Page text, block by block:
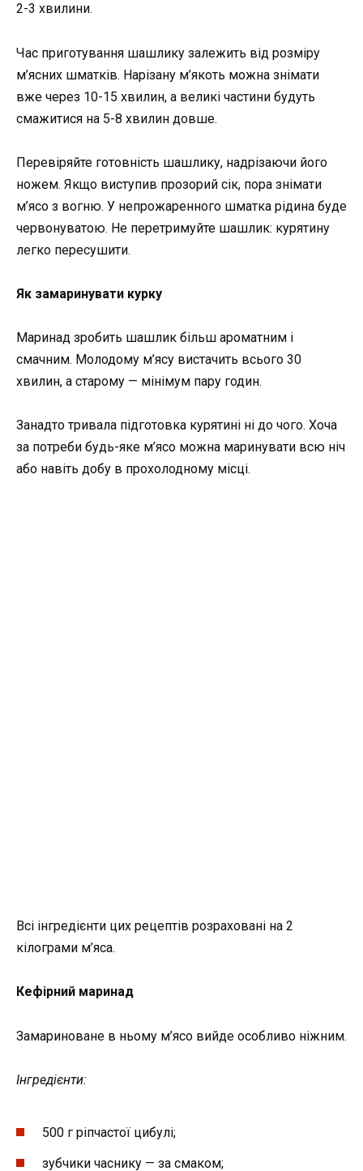
2-3 хвилини.
Час приготування шашлику залежить від розміру
м’ясних шматків. Нарізану м’якоть можна знімати
вже через 10-15 хвилин, а великі частини будуть
смажитися на 5-8 хвилин довше.
Перевіряйте готовність шашлику, надрізаючи його
ножем. Якщо виступив прозорий сік, пора знімати
м’ясо з вогню. У непрожаренного шматка рідина буде
червонуватою. Не перетримуйте шашлик: курятину
легко пересушити.
Як замаринувати курку
Маринад зробить шашлик більш ароматним і
смачним. Молодому м’ясу вистачить всього 30
хвилин, а старому — мінімум пару годин.
Занадто тривала підготовка курятині ні до чого. Хоча
за потреби будь-яке м’ясо можна маринувати всю ніч
або навіть добу в прохолодному місці.
Всі інгредієнти цих рецептів розраховані на 2
кілограми м’яса.
Кефірний маринад
Замариноване в ньому м’ясо вийде особливо ніжним.
Інгредієнти:
500 г ріпчастої цибулі;
зубчики часнику — за смаком;